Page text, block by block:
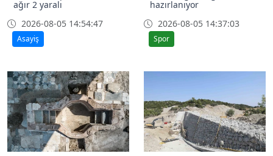
ağır 2 yaralı
2026-08-05 14:54:47
Asayiş
hazırlanıyor
2026-08-05 14:37:03
Spor